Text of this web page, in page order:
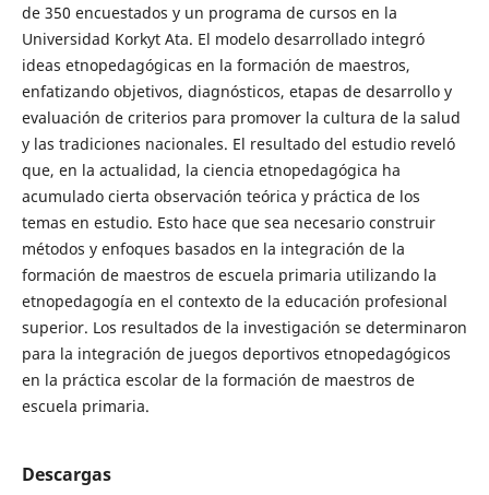
de 350 encuestados y un programa de cursos en la
Universidad Korkyt Ata. El modelo desarrollado integró
ideas etnopedagógicas en la formación de maestros,
enfatizando objetivos, diagnósticos, etapas de desarrollo y
evaluación de criterios para promover la cultura de la salud
y las tradiciones nacionales. El resultado del estudio reveló
que, en la actualidad, la ciencia etnopedagógica ha
acumulado cierta observación teórica y práctica de los
temas en estudio. Esto hace que sea necesario construir
métodos y enfoques basados en la integración de la
formación de maestros de escuela primaria utilizando la
etnopedagogía en el contexto de la educación profesional
superior. Los resultados de la investigación se determinaron
para la integración de juegos deportivos etnopedagógicos
en la práctica escolar de la formación de maestros de
escuela primaria.
Descargas